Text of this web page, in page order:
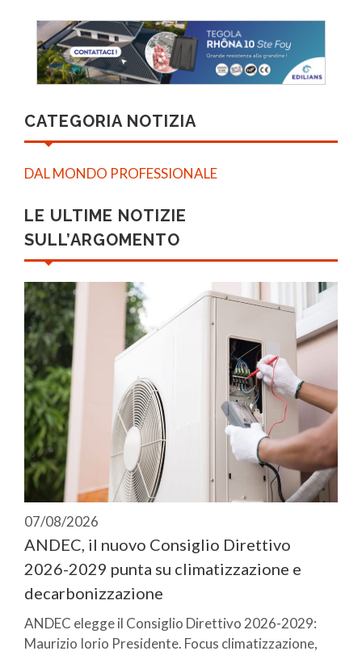
CATEGORIA NOTIZIA
DAL MONDO PROFESSIONALE
LE ULTIME NOTIZIE
SULL’ARGOMENTO
07/08/2026
ANDEC, il nuovo Consiglio Direttivo
2026-2029 punta su climatizzazione e
decarbonizzazione
ANDEC elegge il Consiglio Direttivo 2026-2029:
Maurizio Iorio Presidente. Focus climatizzazione,